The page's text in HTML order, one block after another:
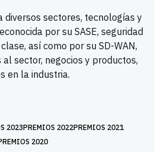
diversos sectores, tecnologías y
por su SASE, seguridad
así como por su SD-WAN,
sector, negocios y productos,
en la industria.
2023PREMIOS 2022PREMIOS 2021
2020